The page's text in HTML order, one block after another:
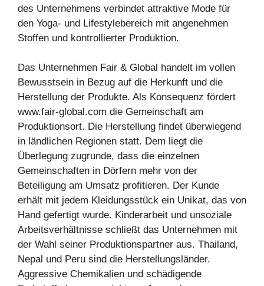
des Unternehmens verbindet attraktive Mode für
den Yoga- und Lifestylebereich mit angenehmen
Stoffen und kontrollierter Produktion.
Das Unternehmen Fair & Global handelt im vollen
Bewusstsein in Bezug auf die Herkunft und die
Herstellung der Produkte. Als Konsequenz fördert
www.fair-global.com die Gemeinschaft am
Produktionsort. Die Herstellung findet überwiegend
in ländlichen Regionen statt. Dem liegt die
Überlegung zugrunde, dass die einzelnen
Gemeinschaften in Dörfern mehr von der
Beteiligung am Umsatz profitieren. Der Kunde
erhält mit jedem Kleidungsstück ein Unikat, das von
Hand gefertigt wurde. Kinderarbeit und unsoziale
Arbeitsverhältnisse schließt das Unternehmen mit
der Wahl seiner Produktionspartner aus. Thailand,
Nepal und Peru sind die Herstellungsländer.
Aggressive Chemikalien und schädigende